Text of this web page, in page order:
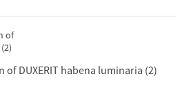
DUXERIT habena luminaria (2)